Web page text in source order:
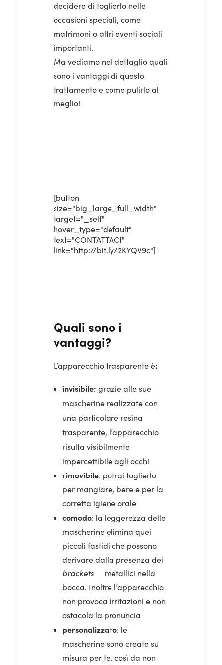
decidere di toglierlo nelle
occasioni speciali, come
matrimoni o altri eventi sociali
importanti.
Ma vediamo nel dettaglio quali
sono i vantaggi di questo
trattamento e come pulirlo al
meglio!
[button
size="big_large_full_width"
target="_self"
hover_type="default"
text="CONTATTACI"
link="http://bit.ly/2KYQV9c"]
Quali sono i
vantaggi?
L’apparecchio trasparente è:
invisibile: grazie alle sue
mascherine realizzate con
una particolare resina
trasparente, l’apparecchio
risulta visibilmente
impercettibile agli occhi
rimovibile: potrai toglierlo
per mangiare, bere e per la
corretta igiene orale
comodo: la leggerezza delle
mascherine elimina quei
piccoli fastidi che possono
derivare dalla presenza dei
brackets
metallici nella
bocca. Inoltre l’apparecchio
non provoca irritazioni e non
ostacola la pronuncia
personalizzato: le
mascherine sono create su
misura per te, così da non